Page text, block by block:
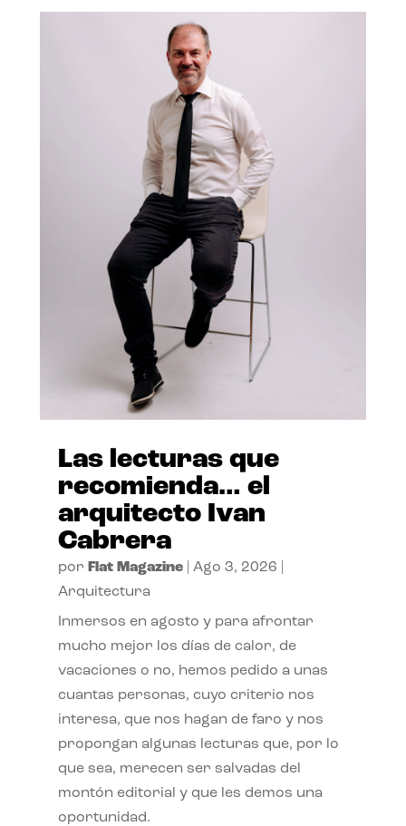
Las lecturas que
recomienda… el
arquitecto Ivan
Cabrera
por Flat Magazine| Ago 3, 2026
Arquitectura
Inmersos en agosto y para afrontar
mucho mejor los días de calor, de
vacaciones o no, hemos pedido a unas
cuantas personas, cuyo criterio nos
interesa, que nos hagan de faro y nos
propongan algunas lecturas que, por lo
que sea, merecen ser salvadas del
montón editorial y que les demos una
oportunidad.